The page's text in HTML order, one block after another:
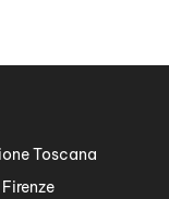
Toscana